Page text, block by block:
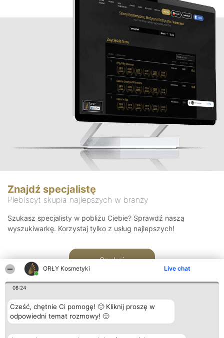
ORŁY Kosmetyki Live chat
08:24
Cześć, chętnie Ci pomogę! 🙂 Kliknij proszę w
odpowiedni temat rozmowy! 🙂
Znajdź specjalistę
Plebiscyt skupia najlepszych w branży
Szukasz specjalisty w pobliżu Ciebie? Sprawdź naszą
wyszukiwarkę. Korzystaj tylko z usług najlepszych!
Szukaj
Organizator plebiscytu Plebiscyt Blog Kontakt